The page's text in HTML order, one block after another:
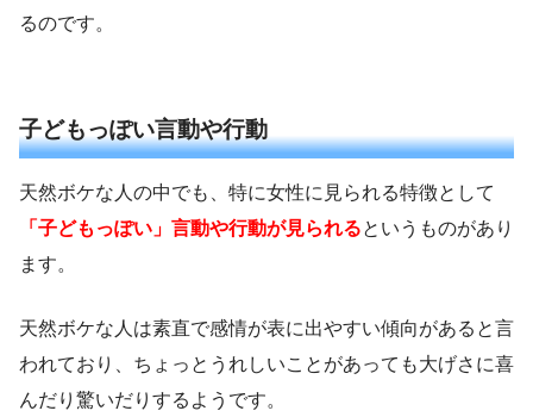
るのです。
子どもっぽい言動や行動
天然ボケな人の中でも、特に女性に見られる特徴として
「子どもっぽい」言動や行動が見られるというものがあり
ます。
天然ボケな人は素直で感情が表に出やすい傾向があると言
われており、ちょっとうれしいことがあっても大げさに喜
んだり驚いだりするようです。